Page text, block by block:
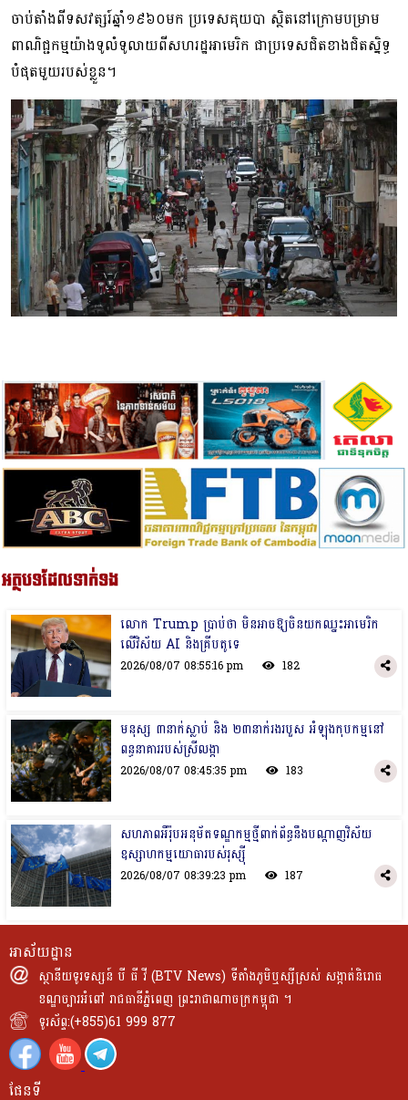
ចាប់តាំងពីទសវត្សរ៍ឆ្នាំ១៩៦០មក ប្រទេសគុយបា ស្ថិតនៅក្រោមបម្រាម
ពាណិជ្ជកម្មយ៉ាងទូលំទូលាយពីសហរដ្ឋអាមេរិក ជាប្រទេសជិតខាងជិតស្និទ្ធ
បំផុតមួយរបស់ខ្លួន។
អត្ថបទដែលទាក់ទង
លោក Trump ប្រាប់​ថា មិនអាចឱ្យចិនយកឈ្នះអាមេរិក​
លើវិស័យ​ AI និងគ្រីបតូទេ
2026/08/07 08:55:16 pm 182
មនុស្ស ៣នាក់ស្លាប់​ និង​ ២៣នាក់រង​របួស​ អំឡុង​កុបកម្មនៅ​
ពន្ធនាគាររបស់​ស្រីលង្កា
2026/08/07 08:45:35 pm 183
សហភាពអឺរ៉ុបអនុម័តទណ្ឌកម្មថ្មីពាក់​ព័ន្ធ​នឹង​បណ្ដាញ​​វិស័យ​
ឧស្សាហកម្មយោធារបស់រុស្ស៊ី
2026/08/07 08:39:23 pm 187
អាស័យដ្ឋាន
ស្ថានីយទូរទស្សន៍ បី ធី វី (BTV News) ទីតាំងភូមិឬស្សីស្រស់ សង្កាត់និរោធ
ខណ្ឌច្បារអំពៅ រាជធានីភ្នំពេញ ព្រះរាជាណាចក្រកម្ពុជា ។
ទូរស័ព្ទ:(+855)61 999 877
ផែនទី